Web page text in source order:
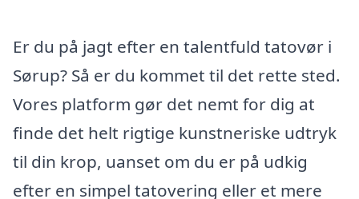
Er du på jagt efter en talentfuld tatovør i
Sørup? Så er du kommet til det rette sted.
Vores platform gør det nemt for dig at
finde det helt rigtige kunstneriske udtryk
til din krop, uanset om du er på udkig
efter en simpel tatovering eller et mere